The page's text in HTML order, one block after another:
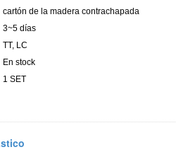
cartón de la madera contrachapada
3~5 días
TT, LC
En stock
1 SET